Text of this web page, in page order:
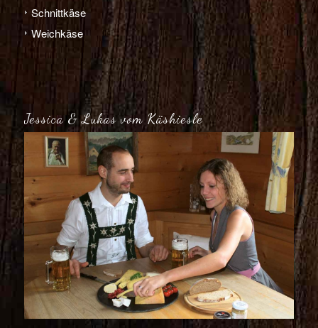
Schnitt­­käse
Weich­­käse
Jessica & Lukas vom Käshiesle